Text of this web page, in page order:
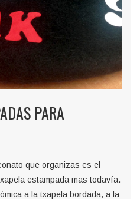
PARA
que organizas es el
estampada mas todavía.
a la txapela bordada, a la